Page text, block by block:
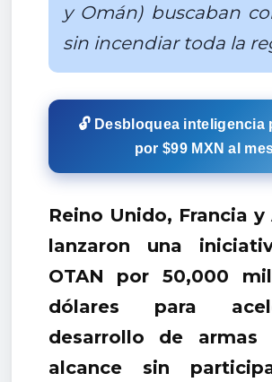
y Omán) buscaban
sin incendiar toda la
🔓 Desbloquea inteligencia
por $99 MXN al
Reino Unido, Francia y
lanzaron una
OTAN por 50,000
dólares para
desarrollo de armas
alcance sin